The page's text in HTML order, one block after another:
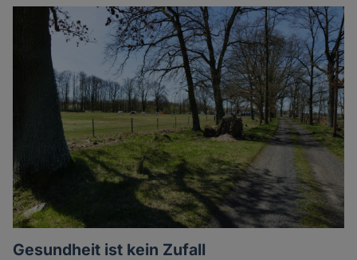
Artikel
Autorin
Gesundheit ist kein Zufall